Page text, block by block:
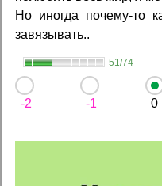
Но иногда почему-то
завязывать..
51/74
-2 -1 0